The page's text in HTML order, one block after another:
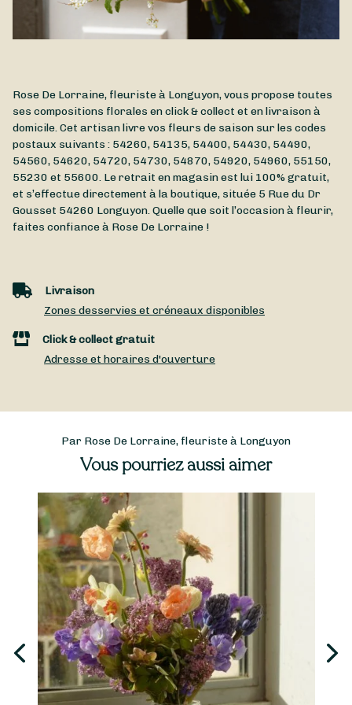
Rose De Lorraine, fleuriste à Longuyon, vous propose toutes
ses compositions florales en click & collect et en livraison à
domicile. Cet artisan livre vos fleurs de saison sur les codes
postaux suivants : 54260, 54135, 54400, 54430, 54490,
54560, 54620, 54720, 54730, 54870, 54920, 54960, 55150,
55230 et 55600. Le retrait en magasin est lui 100% gratuit,
et s’effectue directement à la boutique, située 5 Rue du Dr
Gousset 54260 Longuyon. Quelle que soit l’occasion à fleurir,
faites confiance à Rose De Lorraine !
Livraison
Zones desservies et créneaux disponibles
Click & collect gratuit
Adresse et horaires d'ouverture
Par Rose De Lorraine, fleuriste à Longuyon
Vous pourriez aussi aimer